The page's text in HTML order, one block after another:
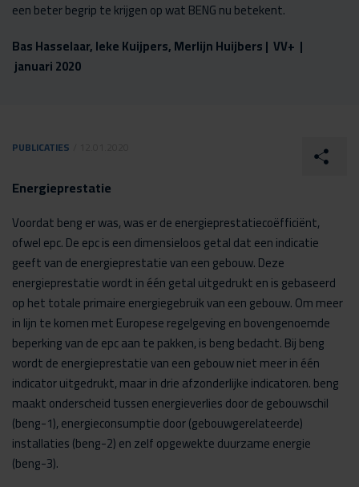
een beter begrip te krijgen op wat BENG nu betekent.
Bas Hasselaar, Ieke Kuijpers, Merlijn Huijbers | VV+ |
januari 2020
PUBLICATIES
Energieprestatie
Voordat beng er was, was er de energieprestatiecoëfficiënt,
ofwel epc. De epc is een dimensieloos getal dat een indicatie
geeft van de energieprestatie van een gebouw. Deze
energieprestatie wordt in één getal uitgedrukt en is gebaseerd
op het totale primaire energiegebruik van een gebouw. Om meer
in lijn te komen met Europese regelgeving en bovengenoemde
beperking van de epc aan te pakken, is beng bedacht. Bij beng
wordt de energieprestatie van een gebouw niet meer in één
indicator uitgedrukt, maar in drie afzonderlijke indicatoren. beng
maakt onderscheid tussen energieverlies door de gebouwschil
(beng-1), energieconsumptie door (gebouwgerelateerde)
installaties (beng-2) en zelf opgewekte duurzame energie
(beng-3).